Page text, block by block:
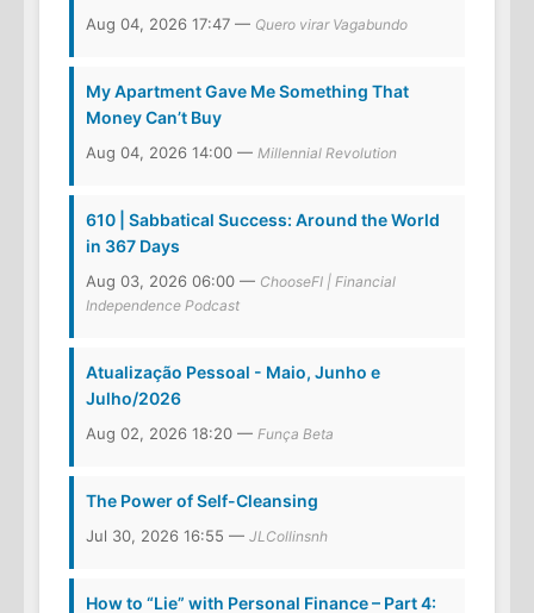
Aug 04, 2026 17:47 — Quero virar Vagabundo
My Apartment Gave Me Something That
Money Can’t Buy
Aug 04, 2026 14:00 — Millennial Revolution
610 | Sabbatical Success: Around the World
in 367 Days
Aug 03, 2026 06:00 — ChooseFI | Financial
Independence Podcast
Atualização Pessoal - Maio, Junho e
Julho/2026
Aug 02, 2026 18:20 — Funça Beta
The Power of Self-Cleansing
Jul 30, 2026 16:55 — JLCollinsnh
How to “Lie” with Personal Finance – Part 4: